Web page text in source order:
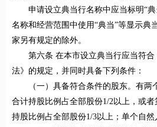
申请设立典当行名称中应当标明“
名称和经营范围中使用“典当”等显示典
家另有规定的除外。
第六条 在本市设立典当行应当符合
法》的规定，并同时具备下列条件：
（一）具备符合条件的股东。有
合计持股比例占全部股份1/2以上，或者
持股比例占全部股份1/3以上；单个自然